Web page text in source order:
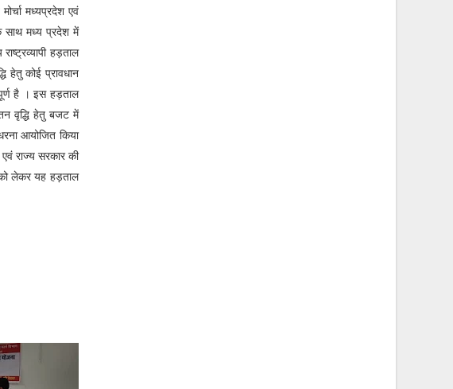
मध्यप्रदेश एवं
साथ मध्य प्रदेश में
हड़ताल
हेतु कोई प्रावधान
है । इस हड़ताल
वृद्धि हेतु बजट में
आयोजित किया
राज्य सरकार की
को लेकर यह हड़ताल